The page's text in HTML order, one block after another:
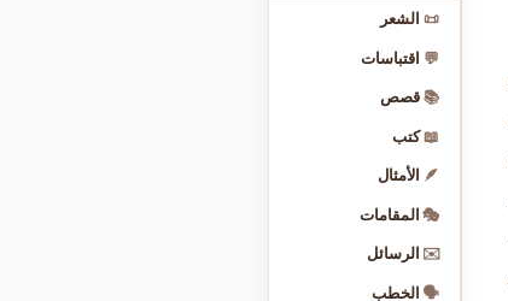
📜 الشعر
💬 اقتباسات
📚 قصص
📖 كتب
🪶 الأمثال
🎭 المقامات
✉️ الرسائل
🗣️ الخطب